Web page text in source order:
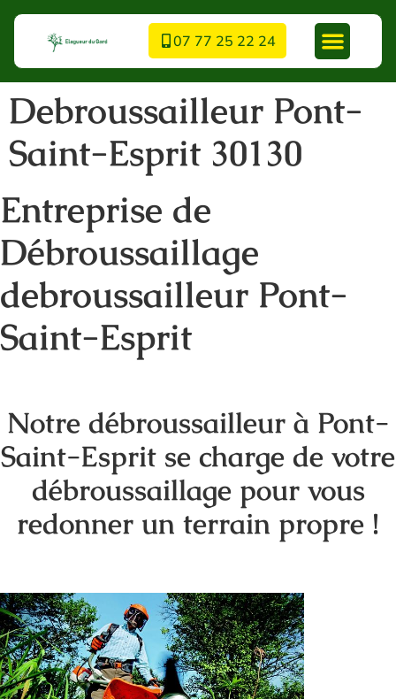
07 77 25 22 24
Debroussailleur Pont-
Saint-Esprit 30130
Entreprise de
Débroussaillage
debroussailleur Pont-
Saint-Esprit
Notre débroussailleur à Pont-
Saint-Esprit se charge de votre
débroussaillage pour vous
redonner un terrain propre !